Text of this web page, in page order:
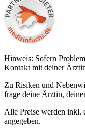
Hinweis: Sofern
Kontakt mit deiner
Zu Risiken und
frage deine Ärztin,
Alle Preise werden inkl.
angegeben.